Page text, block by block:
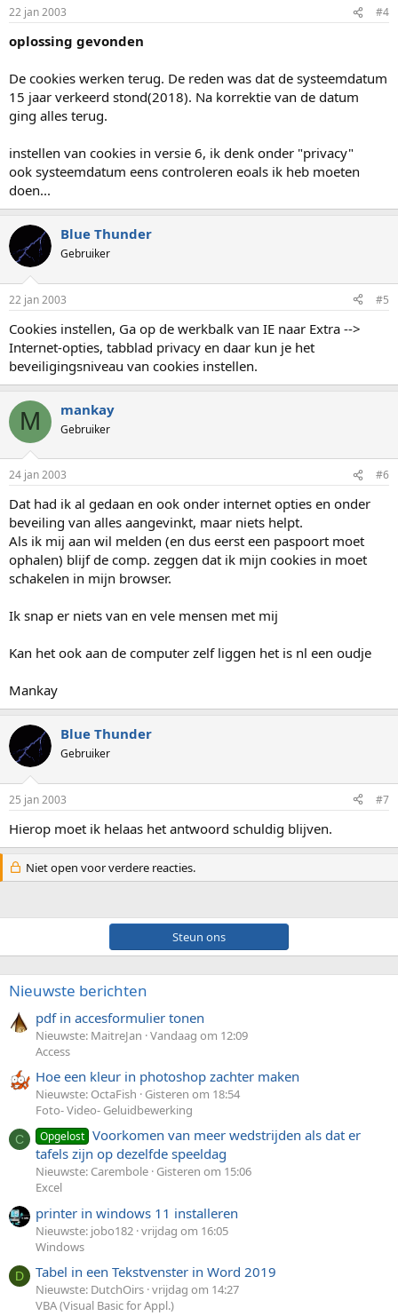
22 jan 2003 #4
oplossing gevonden
De cookies werken terug. De reden was dat de systeemdatum
15 jaar verkeerd stond(2018). Na korrektie van de datum
ging alles terug.
instellen van cookies in versie 6, ik denk onder "privacy"
ook systeemdatum eens controleren eoals ik heb moeten
doen...
Blue Thunder
Gebruiker
22 jan 2003 #5
Cookies instellen, Ga op de werkbalk van IE naar Extra -->
Internet-opties, tabblad privacy en daar kun je het
beveiligingsniveau van cookies instellen.
M mankay
Gebruiker
24 jan 2003 #6
Dat had ik al gedaan en ook onder internet opties en onder
beveiling van alles aangevinkt, maar niets helpt.
Als ik mij aan wil melden (en dus eerst een paspoort moet
ophalen) blijf de comp. zeggen dat ik mijn cookies in moet
schakelen in mijn browser.
Ik snap er niets van en vele mensen met mij
Kan het ook aan de computer zelf liggen het is nl een oudje
Mankay
Blue Thunder
Gebruiker
25 jan 2003 #7
Hierop moet ik helaas het antwoord schuldig blijven.
Niet open voor verdere reacties.
Steun ons
Nieuwste berichten
pdf in accesformulier tonen
Nieuwste: MaitreJan Vandaag om 12:09
Access
Hoe een kleur in photoshop zachter maken
Nieuwste: OctaFish
Gisteren om 18:54
Foto- Video- Geluidbewerking
C Opgelost Voorkomen van meer wedstrijden als dat er
tafels zijn op dezelfde speeldag
Nieuwste: Carembole Gisteren om 15:06
Excel
printer in windows 11 installeren
Nieuwste: jobo182 vrijdag om 16:05
Windows
D Tabel in een Tekstvenster in Word 2019
Nieuwste: DutchOirs vrijdag om 14:27
VBA (Visual Basic for Appl.)